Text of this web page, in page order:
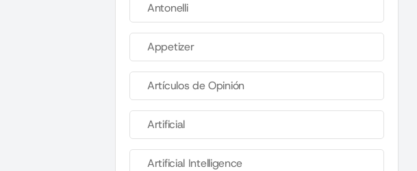
Antonelli
Appetizer
Artículos de Opinión
Artificial
Artificial Intelligence